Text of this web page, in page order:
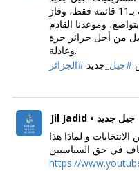
حقق نتيجة مشرفة رغم المشاركة بـ11 قائمة فقط، وفاز
وموعدنا القادم
من أجل جزائر حرة
وعادلة.
#جيل_ جديد#الجزائر
Jil Jadid • جيل جديد
و لماذا هذا
في حق السياسيين
https://